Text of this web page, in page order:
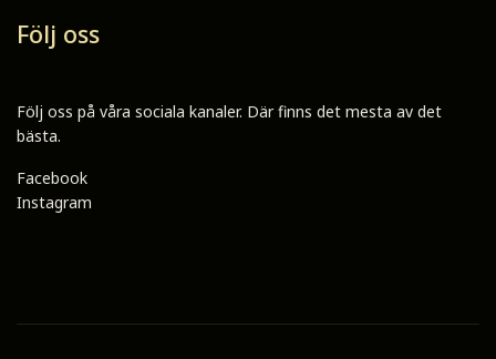
Följ oss
Följ oss på våra sociala kanaler. Där finns det mesta av det
bästa.
Facebook
Instagram